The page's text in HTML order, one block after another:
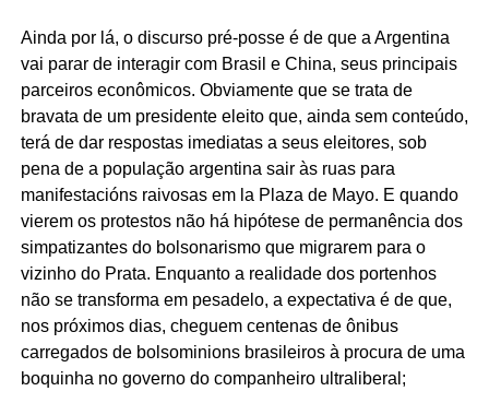
Ainda por lá, o discurso pré-posse é de que a Argentina
vai parar de interagir com Brasil e China, seus principais
parceiros econômicos. Obviamente que se trata de
bravata de um presidente eleito que, ainda sem conteúdo,
terá de dar respostas imediatas a seus eleitores, sob
pena de a população argentina sair às ruas para
manifestacións raivosas em la Plaza de Mayo. E quando
vierem os protestos não há hipótese de permanência dos
simpatizantes do bolsonarismo que migrarem para o
vizinho do Prata. Enquanto a realidade dos portenhos
não se transforma em pesadelo, a expectativa é de que,
nos próximos dias, cheguem centenas de ônibus
carregados de bolsominions brasileiros à procura de uma
boquinha no governo do companheiro ultraliberal;